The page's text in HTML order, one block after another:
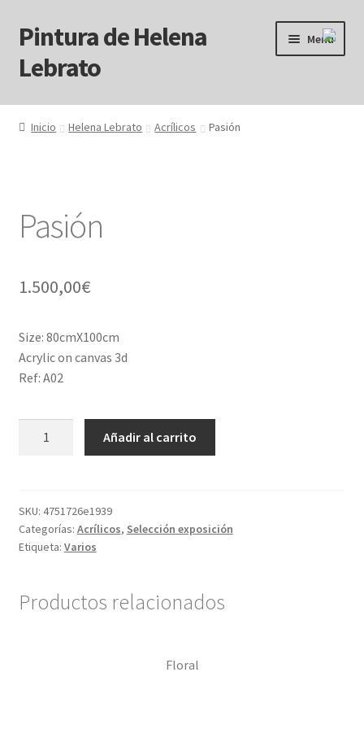
Ir
a
la
Ir
al
contenido
Pintura de Helena
Lebrato
Menú
Inicio
Benditos ! Muertos de Hambre
Carrito
Con ritmo
Inicio Helena Lebrato Acrílicos Pasión
Pasión
1.500,00€
Size: 80cmX100cm
Acrylic on canvas 3d
Ref: A02
Añadir al carrito
SKU: 4751726e1939
Categorías: Acrílicos, Selección exposición
Etiqueta: Varios
Productos relacionados
Floral